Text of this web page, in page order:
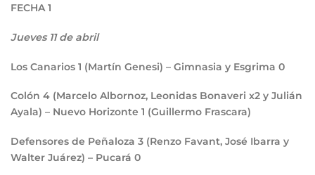
FECHA 1
Jueves 11 de abril
Los Canarios 1 (Martín Genesi) – Gimnasia y Esgrima 0
Colón 4 (Marcelo Albornoz, Leonidas Bonaveri x2 y Julián
Ayala) – Nuevo Horizonte 1 (Guillermo Frascara)
Defensores de Peñaloza 3 (Renzo Favant, José Ibarra y
Walter Juárez) – Pucará 0